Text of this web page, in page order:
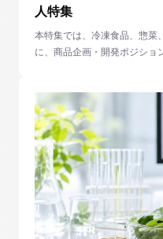
人特集
本特集では、冷凍食品、惣菜
に、商品企画・開発ポジショ